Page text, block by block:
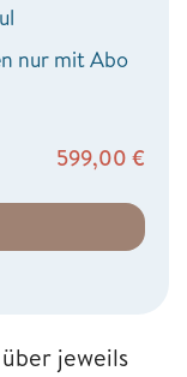
nur mit Abo
599,00 €
jeweils